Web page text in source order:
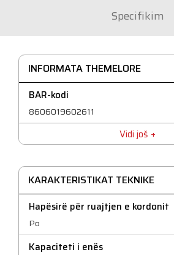
Specifikim
INFORMATA THEMELORE
BAR-kodi
8606019602611
Vidi još
KARAKTERISTIKAT TEKNIKE
Hapësirë për ruajtjen e kordonit
Po
Kapaciteti i enës